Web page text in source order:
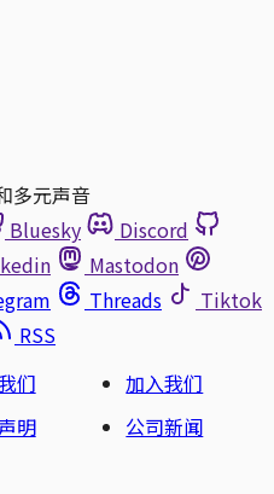
多元声音
Bluesky
Discord
Mastodon
Threads
Tiktok
RSS
们
加入我们
明
公司新闻